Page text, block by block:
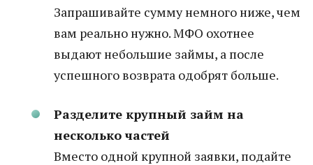
Запрашивайте сумму немного ниже, чем
вам реально нужно. МФО охотнее
выдают небольшие займы, а после
успешного возврата одобрят больше.
Разделите крупный займ на
несколько частей
Вместо одной крупной заявки, подайте